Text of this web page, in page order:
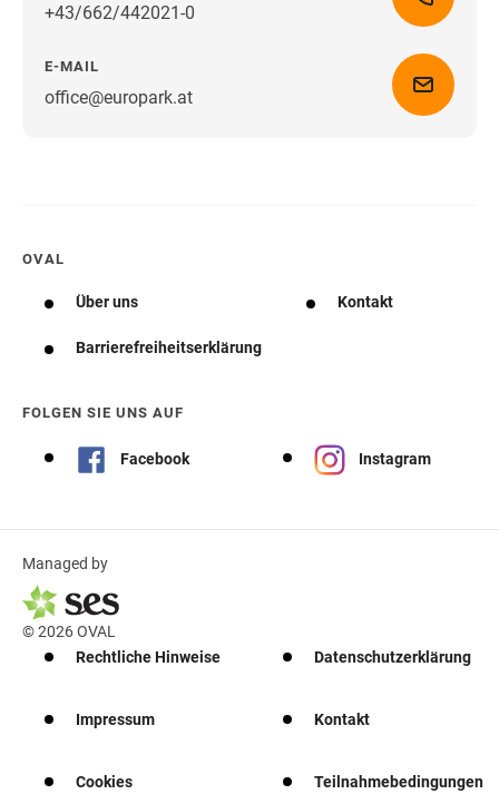
+43/662/442021-0
E-MAIL
office@europark.atWegbeschreibung erhalten
OVAL
Über uns Kontakt
Barrierefreiheitserklärung
FOLGEN SIE UNS AUF
Facebook Instagram
Managed by
© 2026 OVAL
Rechtliche Hinweise
Datenschutzerklärung
Impressum Kontakt
Cookies Teilnahmebedingungen